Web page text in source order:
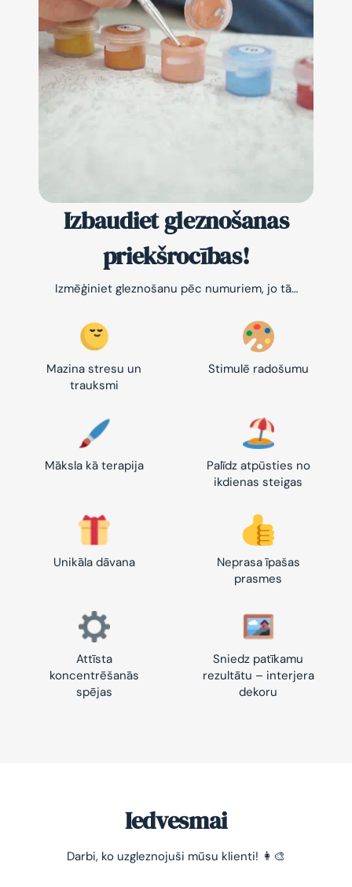
Izbaudiet gleznošanas
priekšrocības!
Izmēģiniet gleznošanu pēc numuriem, jo tā…
Mazina stresu un
trauksmi
Stimulē radošumu
Māksla kā terapija
Palīdz atpūsties no
ikdienas steigas
Unikāla dāvana
Neprasa īpašas
prasmes
Attīsta
koncentrēšanās
spējas
Sniedz patīkamu
rezultātu – interjera
dekoru
Iedvesmai
Darbi, ko uzgleznojuši mūsu klienti! 👩‍🎨
-10% pirmajam pasūtījumam
Vienkāršs veids, kā atslābināties un nomierināt